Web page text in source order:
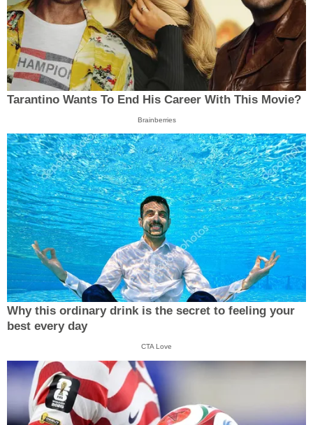
Tarantino Wants To End His Career With This Movie?
Brainberries
Why this ordinary drink is the secret to feeling your
best every day
CTA Love